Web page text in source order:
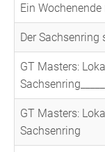
Ein
Der Sachsenring
GT Masters:
Sachsenring_____
GT Masters:
Sachsenring